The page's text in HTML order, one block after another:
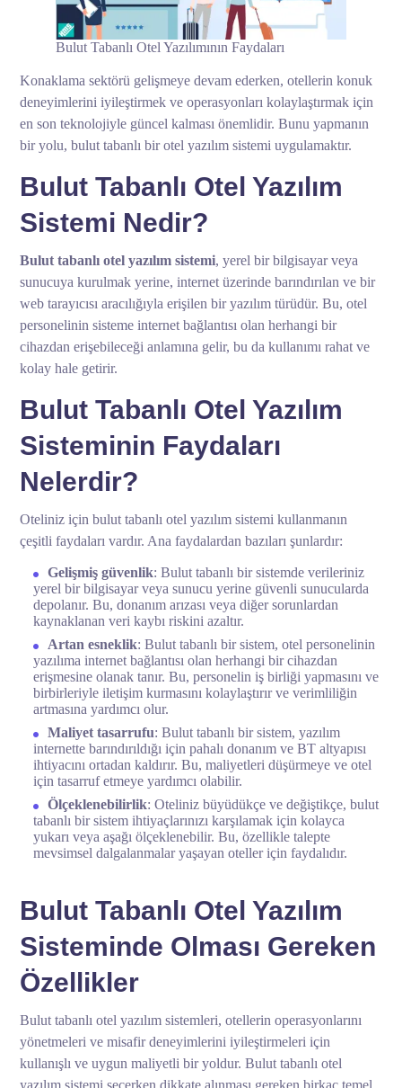
Bulut Tabanlı Otel Yazılımının Faydaları
Konaklama sektörü gelişmeye devam ederken, otellerin konuk
deneyimlerini iyileştirmek ve operasyonları kolaylaştırmak için
en son teknolojiyle güncel kalması önemlidir. Bunu yapmanın
bir yolu, bulut tabanlı bir otel yazılım sistemi uygulamaktır.
Bulut Tabanlı Otel Yazılım
Sistemi Nedir?
Bulut tabanlı otel yazılım sistemi, yerel bir bilgisayar veya
sunucuya kurulmak yerine, internet üzerinde barındırılan ve bir
web tarayıcısı aracılığıyla erişilen bir yazılım türüdür. Bu, otel
personelinin sisteme internet bağlantısı olan herhangi bir
cihazdan erişebileceği anlamına gelir, bu da kullanımı rahat ve
kolay hale getirir.
Bulut Tabanlı Otel Yazılım
Sisteminin Faydaları
Nelerdir?
Oteliniz için bulut tabanlı otel yazılım sistemi kullanmanın
çeşitli faydaları vardır. Ana faydalardan bazıları şunlardır:
Gelişmiş güvenlik: Bulut tabanlı bir sistemde verileriniz
yerel bir bilgisayar veya sunucu yerine güvenli sunucularda
depolanır. Bu, donanım arızası veya diğer sorunlardan
kaynaklanan veri kaybı riskini azaltır.
Artan esneklik: Bulut tabanlı bir sistem, otel personelinin
yazılıma internet bağlantısı olan herhangi bir cihazdan
erişmesine olanak tanır. Bu, personelin iş birliği yapmasını ve
birbirleriyle iletişim kurmasını kolaylaştırır ve verimliliğin
artmasına yardımcı olur.
Maliyet tasarrufu: Bulut tabanlı bir sistem, yazılım
internette barındırıldığı için pahalı donanım ve BT altyapısı
ihtiyacını ortadan kaldırır. Bu, maliyetleri düşürmeye ve otel
için tasarruf etmeye yardımcı olabilir.
Ölçeklenebilirlik: Oteliniz büyüdükçe ve değiştikçe, bulut
tabanlı bir sistem ihtiyaçlarınızı karşılamak için kolayca
yukarı veya aşağı ölçeklenebilir. Bu, özellikle talepte
mevsimsel dalgalanmalar yaşayan oteller için faydalıdır.
Bulut Tabanlı Otel Yazılım
Sisteminde Olması Gereken
Özellikler
Bulut tabanlı otel yazılım sistemleri, otellerin operasyonlarını
yönetmeleri ve misafir deneyimlerini iyileştirmeleri için
kullanışlı ve uygun maliyetli bir yoldur. Bulut tabanlı otel